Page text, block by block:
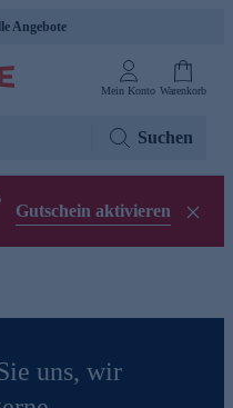
Angebote
Mein Konto Warenkorb
Suchen
Gutschein aktivieren
uns, wir